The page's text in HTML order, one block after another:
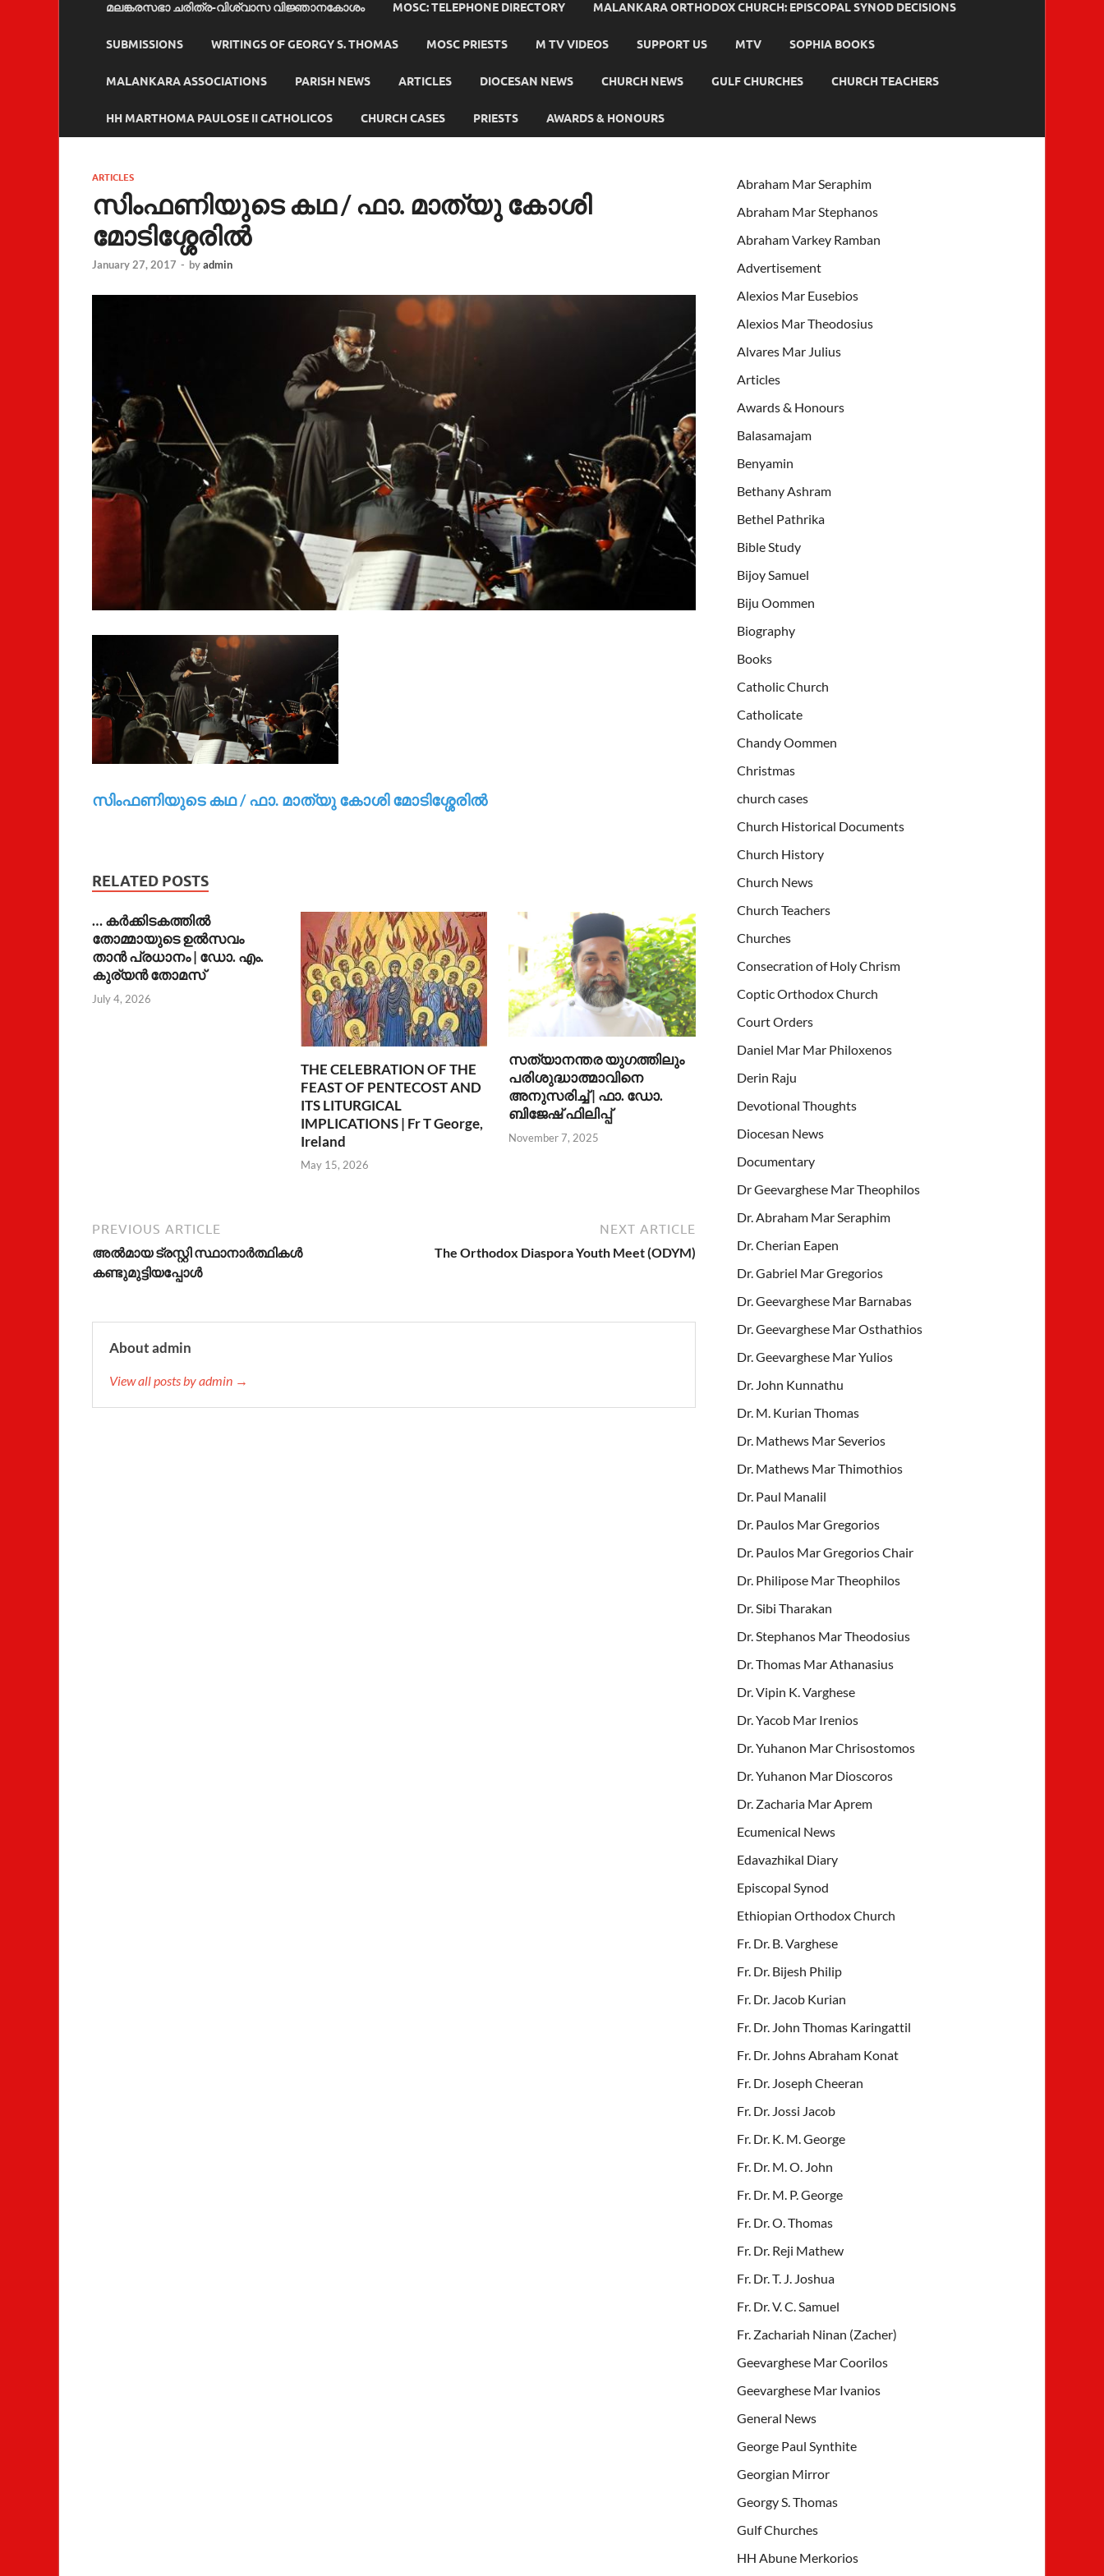
മലങ്കരസഭാ ചരിത്ര-വിശ്വാസ വിജ്ഞാനകോശം MOSC: TELEPHONE DIRECTORY MALANKARA ORTHODOX CHURCH: EPISCOPAL SYNOD DECISIONS
SUBMISSIONS WRITINGS OF GEORGY S. THOMAS MOSC PRIESTS M TV VIDEOS SUPPORT US MTV SOPHIA BOOKS
MALANKARA ASSOCIATIONS PARISH NEWS ARTICLES DIOCESAN NEWS CHURCH NEWS GULF CHURCHES CHURCH TEACHERS
HH MARTHOMA PAULOSE II CATHOLICOS CHURCH CASES PRIESTS AWARDS & HONOURS
ARTICLES
സിംഫണിയുടെ കഥ / ഫാ. മാത്യു കോശി
മോടിശ്ശേരിൽ
January 27, 2017 - byadmin
സിംഫണിയുടെ കഥ / ഫാ. മാത്യു കോശി മോടിശ്ശേരിൽ
RELATED POSTS
… കര്‍ക്കിടകത്തില്‍
തോമ്മായുടെ ഉല്‍സവം
താന്‍ പ്രധാനം | ഡോ. എം.
കുര്യന്‍ തോമസ്
July 4, 2026
THE CELEBRATION OF THE
FEAST OF PENTECOST AND
ITS LITURGICAL
IMPLICATIONS | Fr T George,
Ireland
May 15, 2026
സത്യാനന്തര യുഗത്തിലും
പരിശുദ്ധാത്മാവിനെ
അനുസരിച്ച് | ഫാ. ഡോ.
ബിജേഷ് ഫിലിപ്പ്
November 7, 2025
PREVIOUS ARTICLE
അല്‍മായ ട്രസ്റ്റി സ്ഥാനാര്‍ത്ഥികള്‍
കണ്ടുമുട്ടിയപ്പോള്‍
NEXT ARTICLE
The Orthodox Diaspora Youth Meet (ODYM)
About admin
View all posts by admin →
Abraham Mar Seraphim
Abraham Mar Stephanos
Abraham Varkey Ramban
Advertisement
Alexios Mar Eusebios
Alexios Mar Theodosius
Alvares Mar Julius
Articles
Awards & Honours
Balasamajam
Benyamin
Bethany Ashram
Bethel Pathrika
Bible Study
Bijoy Samuel
Biju Oommen
Biography
Books
Catholic Church
Catholicate
Chandy Oommen
Christmas
church cases
Church Historical Documents
Church History
Church News
Church Teachers
Churches
Consecration of Holy Chrism
Coptic Orthodox Church
Court Orders
Daniel Mar Mar Philoxenos
Derin Raju
Devotional Thoughts
Diocesan News
Documentary
Dr Geevarghese Mar Theophilos
Dr. Abraham Mar Seraphim
Dr. Cherian Eapen
Dr. Gabriel Mar Gregorios
Dr. Geevarghese Mar Barnabas
Dr. Geevarghese Mar Osthathios
Dr. Geevarghese Mar Yulios
Dr. John Kunnathu
Dr. M. Kurian Thomas
Dr. Mathews Mar Severios
Dr. Mathews Mar Thimothios
Dr. Paul Manalil
Dr. Paulos Mar Gregorios
Dr. Paulos Mar Gregorios Chair
Dr. Philipose Mar Theophilos
Dr. Sibi Tharakan
Dr. Stephanos Mar Theodosius
Dr. Thomas Mar Athanasius
Dr. Vipin K. Varghese
Dr. Yacob Mar Irenios
Dr. Yuhanon Mar Chrisostomos
Dr. Yuhanon Mar Dioscoros
Dr. Zacharia Mar Aprem
Ecumenical News
Edavazhikal Diary
Episcopal Synod
Ethiopian Orthodox Church
Fr. Dr. B. Varghese
Fr. Dr. Bijesh Philip
Fr. Dr. Jacob Kurian
Fr. Dr. John Thomas Karingattil
Fr. Dr. Johns Abraham Konat
Fr. Dr. Joseph Cheeran
Fr. Dr. Jossi Jacob
Fr. Dr. K. M. George
Fr. Dr. M. O. John
Fr. Dr. M. P. George
Fr. Dr. O. Thomas
Fr. Dr. Reji Mathew
Fr. Dr. T. J. Joshua
Fr. Dr. V. C. Samuel
Fr. Zachariah Ninan (Zacher)
Geevarghese Mar Coorilos
Geevarghese Mar Ivanios
General News
George Paul Synthite
Georgian Mirror
Georgy S. Thomas
Gulf Churches
HH Abune Merkorios